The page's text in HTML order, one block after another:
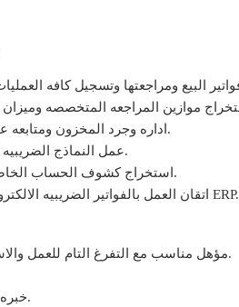
اداره وجرد المخزون ومتابعه عمليات التحصيل وكشوف حساب العملاء ومتابعه.
عمل النماذج الضريبيه المطلوبه بمشاركه المحاسب القانونى المختص.
استخراج كشوف الحساب الخاصه بالعملاء والموردين ومتابعه التحصيل والسداد.
اتقان العمل بالفواتير الضريبيه الالكترونيه سواء على موقع الضرائب او من خلال برامج ERP.
مؤهل مناسب مع التفرغ التام للعمل والاستعداد للتعيين الفورى ولايفضل من يشغل وظيفه حاليا.
خبره فى مجال تجاره الادوات الكتابيه ومستلزمات المكاتب.